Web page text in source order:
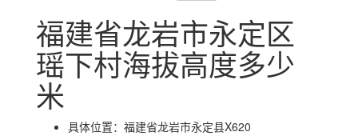
福建省龙岩市永定区
瑶下村海拔高度多少
米
具体位置： 福建省龙岩市永定县X620